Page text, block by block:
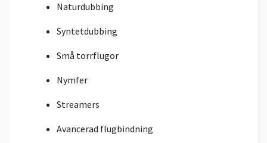
Naturdubbing
Syntetdubbing
Små torrflugor
Nymfer
Streamers
Avancerad flugbindning